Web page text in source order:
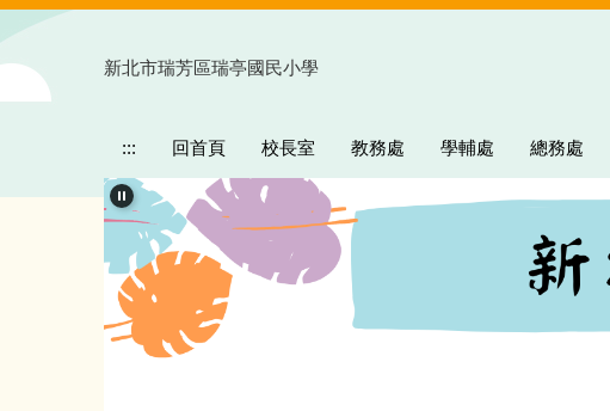
主
新北市瑞芳區瑞亭國民小學
::: 回首頁 校長室 教務處 學輔處 總務處